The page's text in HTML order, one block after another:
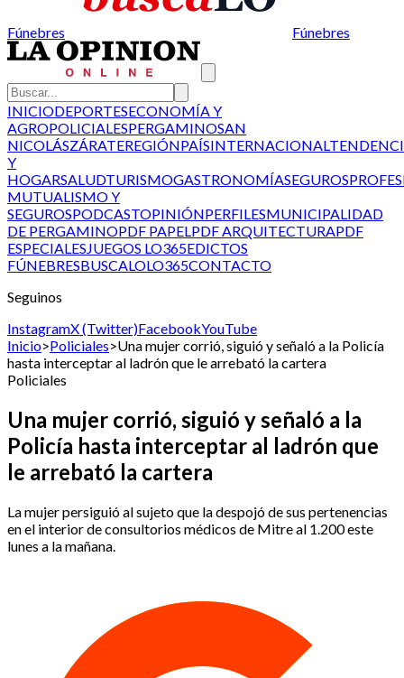
Fúnebres Fúnebres
INICIODEPORTESECONOMÍA Y
AGROPOLICIALESPERGAMINOSAN
NICOLÁSZÁRATEREGIÓNPAÍSINTERNACIONAL
Y
HOGARSALUDTURISMOGASTRONOMÍASEGUROS
MUTUALISMO Y
SEGUROSPODCASTOPINIÓNPERFILESMUNICIPALIDAD
DE PERGAMINOPDF PAPELPDF ARQUITECTURAPDF
ESPECIALESJUEGOS LO365EDICTOS
FÚNEBRESBUSCALOLO365CONTACTO
Seguinos
InstagramX (Twitter)FacebookYouTube
Inicio>Policiales>Una mujer corrió, siguió y señaló a la Policía
hasta interceptar al ladrón que le arrebató la cartera
Policiales
Una mujer corrió, siguió y señaló a la
Policía hasta interceptar al ladrón que
le arrebató la cartera
La mujer persiguió al sujeto que la despojó de sus pertenencias
en el interior de consultorios médicos de Mitre al 1.200 este
lunes a la mañana.